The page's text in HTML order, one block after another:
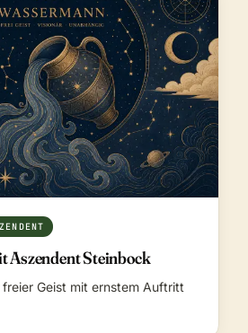
Aszendent Steinbock
Geist mit ernstem Auftritt